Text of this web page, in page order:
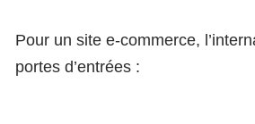
Pour un site e-commerce,
portes d’entrées :